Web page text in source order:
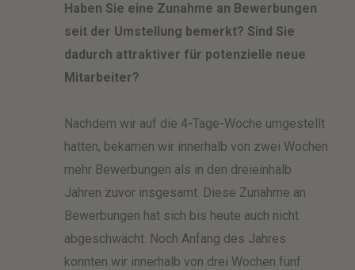
Haben Sie eine Zunahme an Bewerbungen
seit der Umstellung bemerkt? Sind Sie
dadurch attraktiver für potenzielle neue
Mitarbeiter?
Nachdem wir auf die 4-Tage-Woche umgestellt
hatten, bekamen wir innerhalb von zwei Wochen
mehr Bewerbungen als in den dreieinhalb
Jahren zuvor insgesamt. Diese Zunahme an
Bewerbungen hat sich bis heute auch nicht
abgeschwächt. Noch Anfang des Jahres
konnten wir innerhalb von drei Wochen fünf